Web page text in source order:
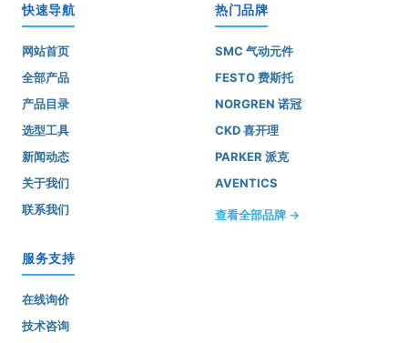
快速导航
网站首页
全部产品
产品目录
选型工具
新闻动态
关于我们
联系我们
热门品牌
SMC 气动元件
FESTO 费斯托
NORGREN 诺冠
CKD 喜开理
PARKER 派克
AVENTICS
查看全部品牌 →
服务支持
在线询价
技术咨询